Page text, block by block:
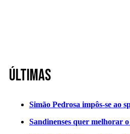
Últimas
Simão Pedrosa impôs-se ao
Sandinenses quer melhorar